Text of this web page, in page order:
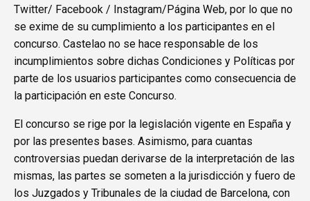
Twitter/ Facebook / Instagram/Página Web, por lo que no
se exime de su cumplimiento a los participantes en el
concurso. Castelao no se hace responsable de los
incumplimientos sobre dichas Condiciones y Políticas por
parte de los usuarios participantes como consecuencia de
la participación en este Concurso.
El concurso se rige por la legislación vigente en España y
por las presentes bases. Asimismo, para cuantas
controversias puedan derivarse de la interpretación de las
mismas, las partes se someten a la jurisdicción y fuero de
los Juzgados y Tribunales de la ciudad de Barcelona, con